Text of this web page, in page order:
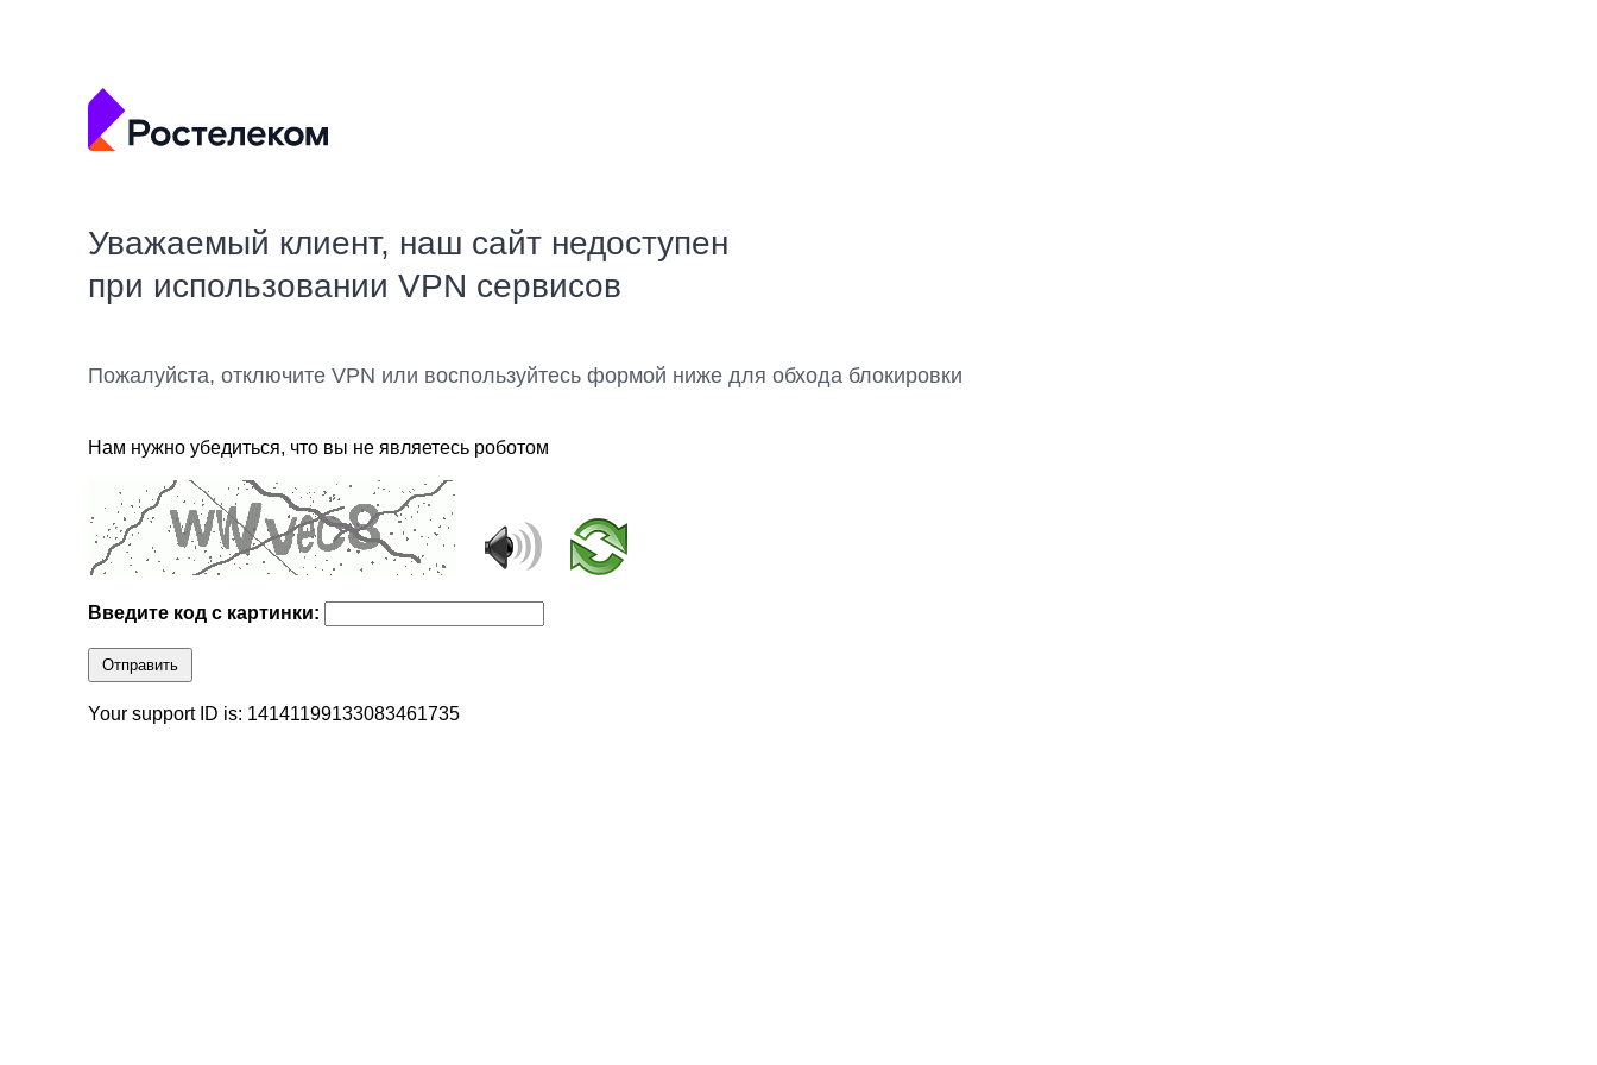
Уважаемый клиент, наш сайт недоступен
при использовании VPN сервисов
Пожалуйста, отключите VPN или воспользуйтесь формой ниже для обхода блокировки
Нам нужно убедиться, что вы не являетесь роботом
Введите код с картинки:
Отправить
Your support ID is: 14141199133083461735